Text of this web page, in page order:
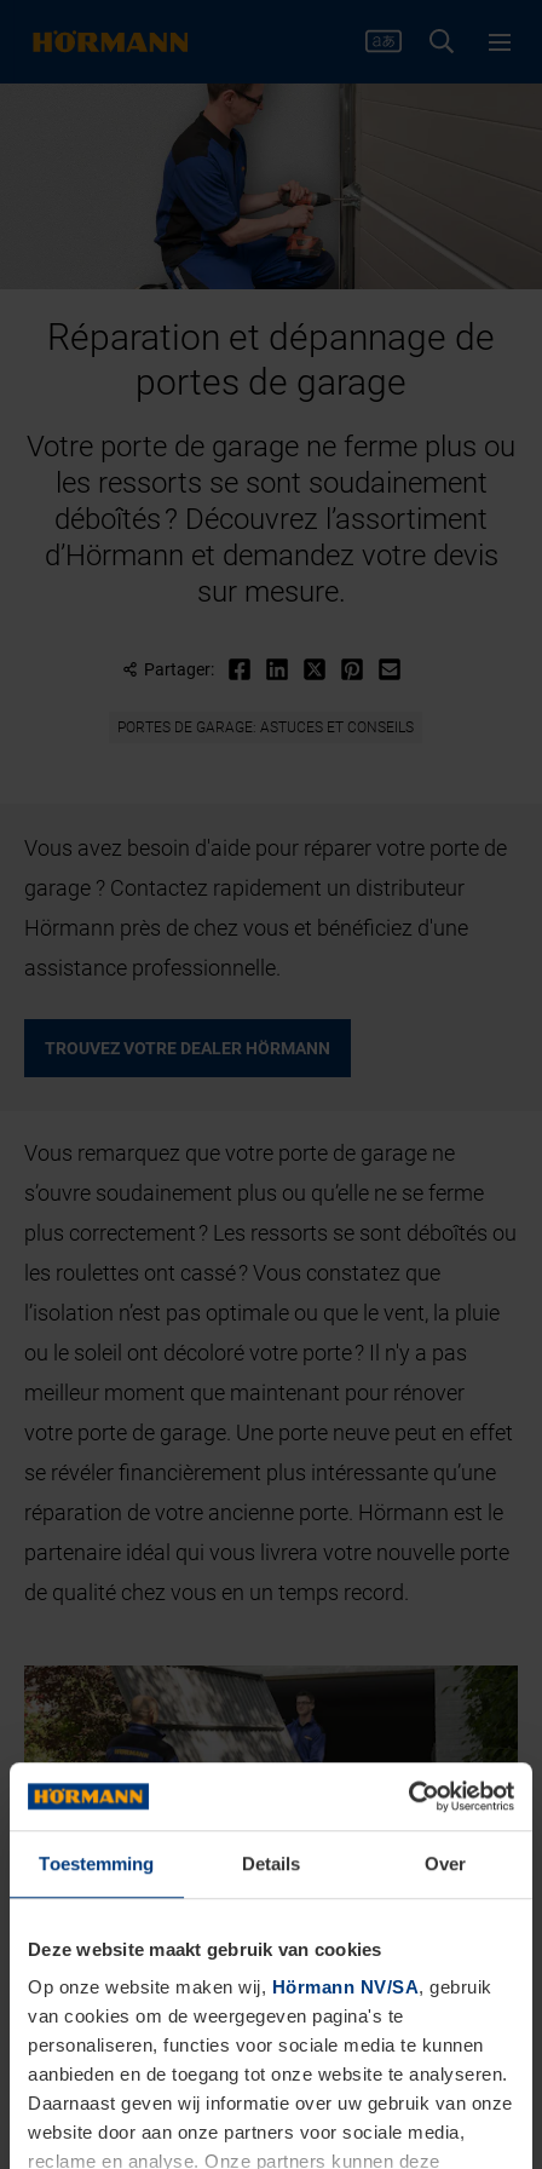
Toestemming Details Over
Deze website maakt gebruik van cookies
Op onze website maken wij, Hörmann NV/SA, gebruik
van cookies om de weergegeven pagina's te
personaliseren, functies voor sociale media te kunnen
aanbieden en de toegang tot onze website te analyseren.
Daarnaast geven wij informatie over uw gebruik van onze
website door aan onze partners voor sociale media,
reclame en analyse. Onze partners kunnen deze
Réparation et dépannage de
portes de garage
Votre porte de garage ne ferme plus ou
les ressorts se sont soudainement
déboîtés ? Découvrez l’assortiment
d’Hörmann et demandez votre devis
sur mesure.
Partager:
PORTES DE GARAGE: ASTUCES ET CONSEILS
Vous avez besoin d'aide pour réparer votre porte de
garage ? Contactez rapidement un distributeur
Hörmann près de chez vous et bénéficiez d'une
assistance professionnelle.
TROUVEZ VOTRE DEALER HÖRMANN
Vous remarquez que votre porte de garage ne
s’ouvre soudainement plus ou qu’elle ne se ferme
plus correctement ? Les ressorts se sont déboîtés ou
les roulettes ont cassé ? Vous constatez que
l’isolation n’est pas optimale ou que le vent, la pluie
ou le soleil ont décoloré votre porte ? Il n'y a pas
meilleur moment que maintenant pour rénover
votre porte de garage. Une porte neuve peut en effet
se révéler financièrement plus intéressante qu’une
réparation de votre ancienne porte. Hörmann est le
partenaire idéal qui vous livrera votre nouvelle porte
de qualité chez vous en un temps record.
Pour vous, Hörmann met les points
sur les Ö
Vous faites face à un problème soudain et vous
avez besoin d’une nouvelle porte de garage
rapidement ? Adressez-vous à l’un de nos dealers.